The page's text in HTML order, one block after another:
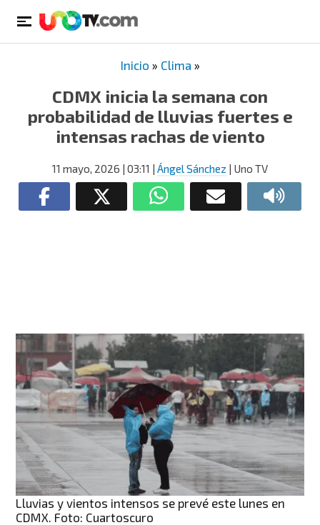
Inicio » Clima »
CDMX inicia la semana con
probabilidad de lluvias fuertes e
intensas rachas de viento
11 mayo, 2026 | 03:11 | Ángel Sánchez | Uno TV
Lluvias y vientos intensos se prevé este lunes en
CDMX. Foto: Cuartoscuro